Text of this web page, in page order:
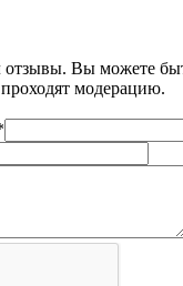
отзывы. Вы можете
модерацию.